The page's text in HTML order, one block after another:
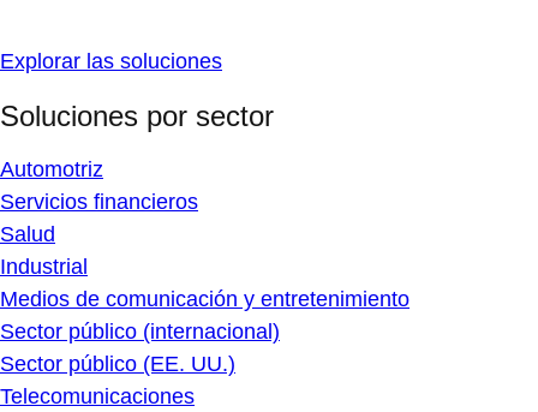
Explorar las soluciones
Soluciones por sector
Automotriz
Servicios financieros
Salud
Industrial
Medios de comunicación y entretenimiento
Sector público (internacional)
Sector público (EE. UU.)
Telecomunicaciones